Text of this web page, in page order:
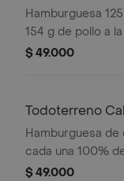
Hamburguesa
154 g de pollo a
BBQ, tocineta,
medianas (Corral
$ 49.000
Todoterreno
Hamburguesa de
cada una 100%
salsa bbq,
$ 49.000